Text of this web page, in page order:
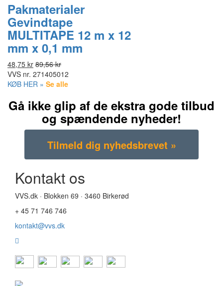
Pakmaterialer
Gevindtape
MULTITAPE 12 m x 12
mm x 0,1 mm
48,75 kr 89,56 kr
VVS nr. 271405012
KØB HER » Se alle
Gå ikke glip af de ekstra gode tilbud
og spændende nyheder!
Kontakt os
VVS.dk · Blokken 69 · 3460 Birkerød
+ 45 71 746 746
kontakt@vvs.dk